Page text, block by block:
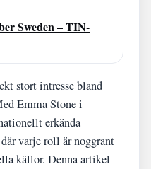
Sweden – TIN-
stort intresse bland
Emma Stone i
erkända
varje roll är noggrant
källor. Denna artikel